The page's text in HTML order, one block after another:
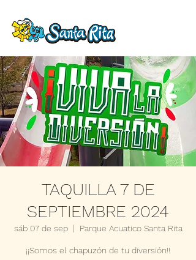
TAQUILLA 7 DE
SEPTIEMBRE 2024
sáb 07 de sep
  |
Parque Acuatico Santa Rita
¡¡Somos el chapuzón de tu diversión!!